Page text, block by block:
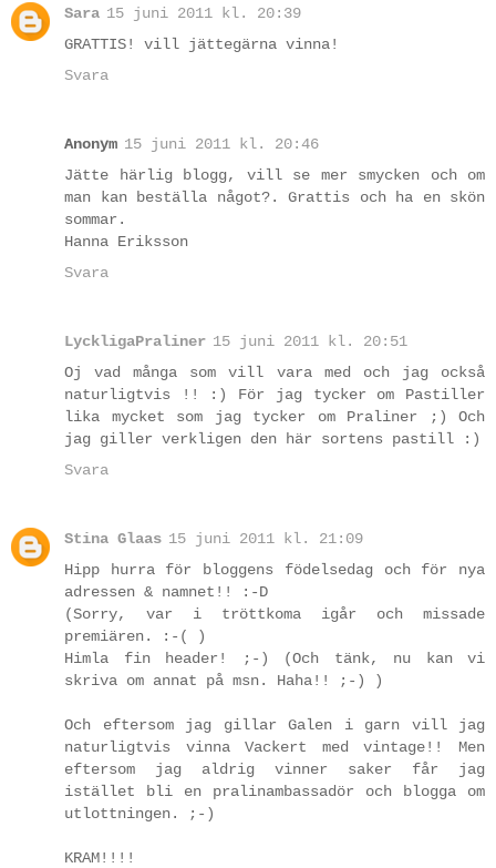
Sara 15 juni 2011 kl. 20:39
GRATTIS! vill jättegärna vinna!
Svara
Anonym 15 juni 2011 kl. 20:46
Jätte härlig blogg, vill se mer smycken och om
man kan beställa något?. Grattis och ha en skön
sommar.
Hanna Eriksson
Svara
LyckligaPraliner 15 juni 2011 kl. 20:51
Oj vad många som vill vara med och jag också
naturligtvis !! :) För jag tycker om Pastiller
lika mycket som jag tycker om Praliner ;) Och
jag giller verkligen den här sortens pastill :)
Svara
Stina Glaas 15 juni 2011 kl. 21:09
Hipp hurra för bloggens födelsedag och för nya
adressen & namnet!! :-D
(Sorry, var i tröttkoma igår och missade
premiären. :-( )
Himla fin header! ;-) (Och tänk, nu kan vi
skriva om annat på msn. Haha!! ;-) )
Och eftersom jag gillar Galen i garn vill jag
naturligtvis vinna Vackert med vintage!! Men
eftersom jag aldrig vinner saker får jag
istället bli en pralinambassadör och blogga om
utlottningen. ;-)
KRAM!!!!